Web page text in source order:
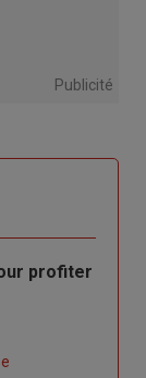
Publicité
profiter